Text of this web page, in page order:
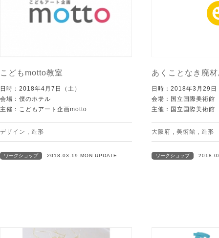
こどもmotto教室
日時：2018年4月7日（土）
会場：僕のホテル
主催：こどもアート企画motto
デザイン , 造形
ワークショップ 2018.03.19 MON UPDATE
あくことなき廃
日時：2018年3月29日
会場：国立国際美術館
主催：国立国際美術館
大阪府 , 美術館 , 造形
ワークショップ